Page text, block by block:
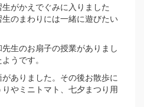
がかえでぐみに入りました
生のまわりには一緒に遊びたい
生のお扇子の授業がありまし
うです。
ありました。その後お散歩に
やミニトマト、七夕まつり用